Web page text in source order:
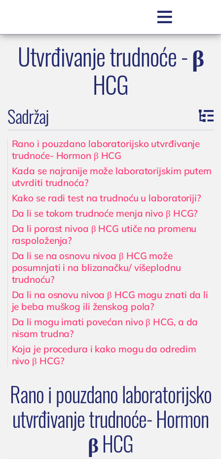

SR
POLIKLINIKA BOCOKIĆ
O nama
Zakažite pregled
Zakažite uslugu / testiranje
Cenovnik
Lokacija
Tim doktora
AKTIVNOSTI
Novosti i obaveštenja
Blog
UROLOGIJA
Pregled urologa sa ultrazvukom
Dijagnostika i lečenje polno prenosivih
Lečenje prostate
Postavljanje, skidanje i zamena katetera u
Nišu
Ispitivanje uzroka neplodnosti i spermogram
Utvrđivanje trudnoće - β
HCG
Sadržaj
Rano i pouzdano laboratorijsko utvrđivanje
trudnoće- Hormon β HCG
Kada se najranije može laboratorijskim putem
utvrditi trudnoća?
Kako se radi test na trudnoću u laboratoriji?
Da li se tokom trudnoće menja nivo β HCG?
Da li porast nivoa β HCG utiče na promenu
raspoloženja?
Da li se na osnovu nivoa β HCG može
posumnjati i na blizanačku/ višeplodnu
trudnoću?
Da li na osnovu nivoa β HCG mogu znati da li
je beba muškog ili ženskog pola?
Da li mogu imati povećan nivo β HCG, a da
nisam trudna?
Koja je procedura i kako mogu da odredim
nivo β HCG?
Rano i pouzdano laboratorijsko
utvrđivanje trudnoće- Hormon
β HCG